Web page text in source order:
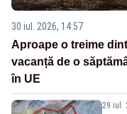
30 iul. 2026, 14:57
Aproape o treime
vacanță de o
în UE
29 iul.